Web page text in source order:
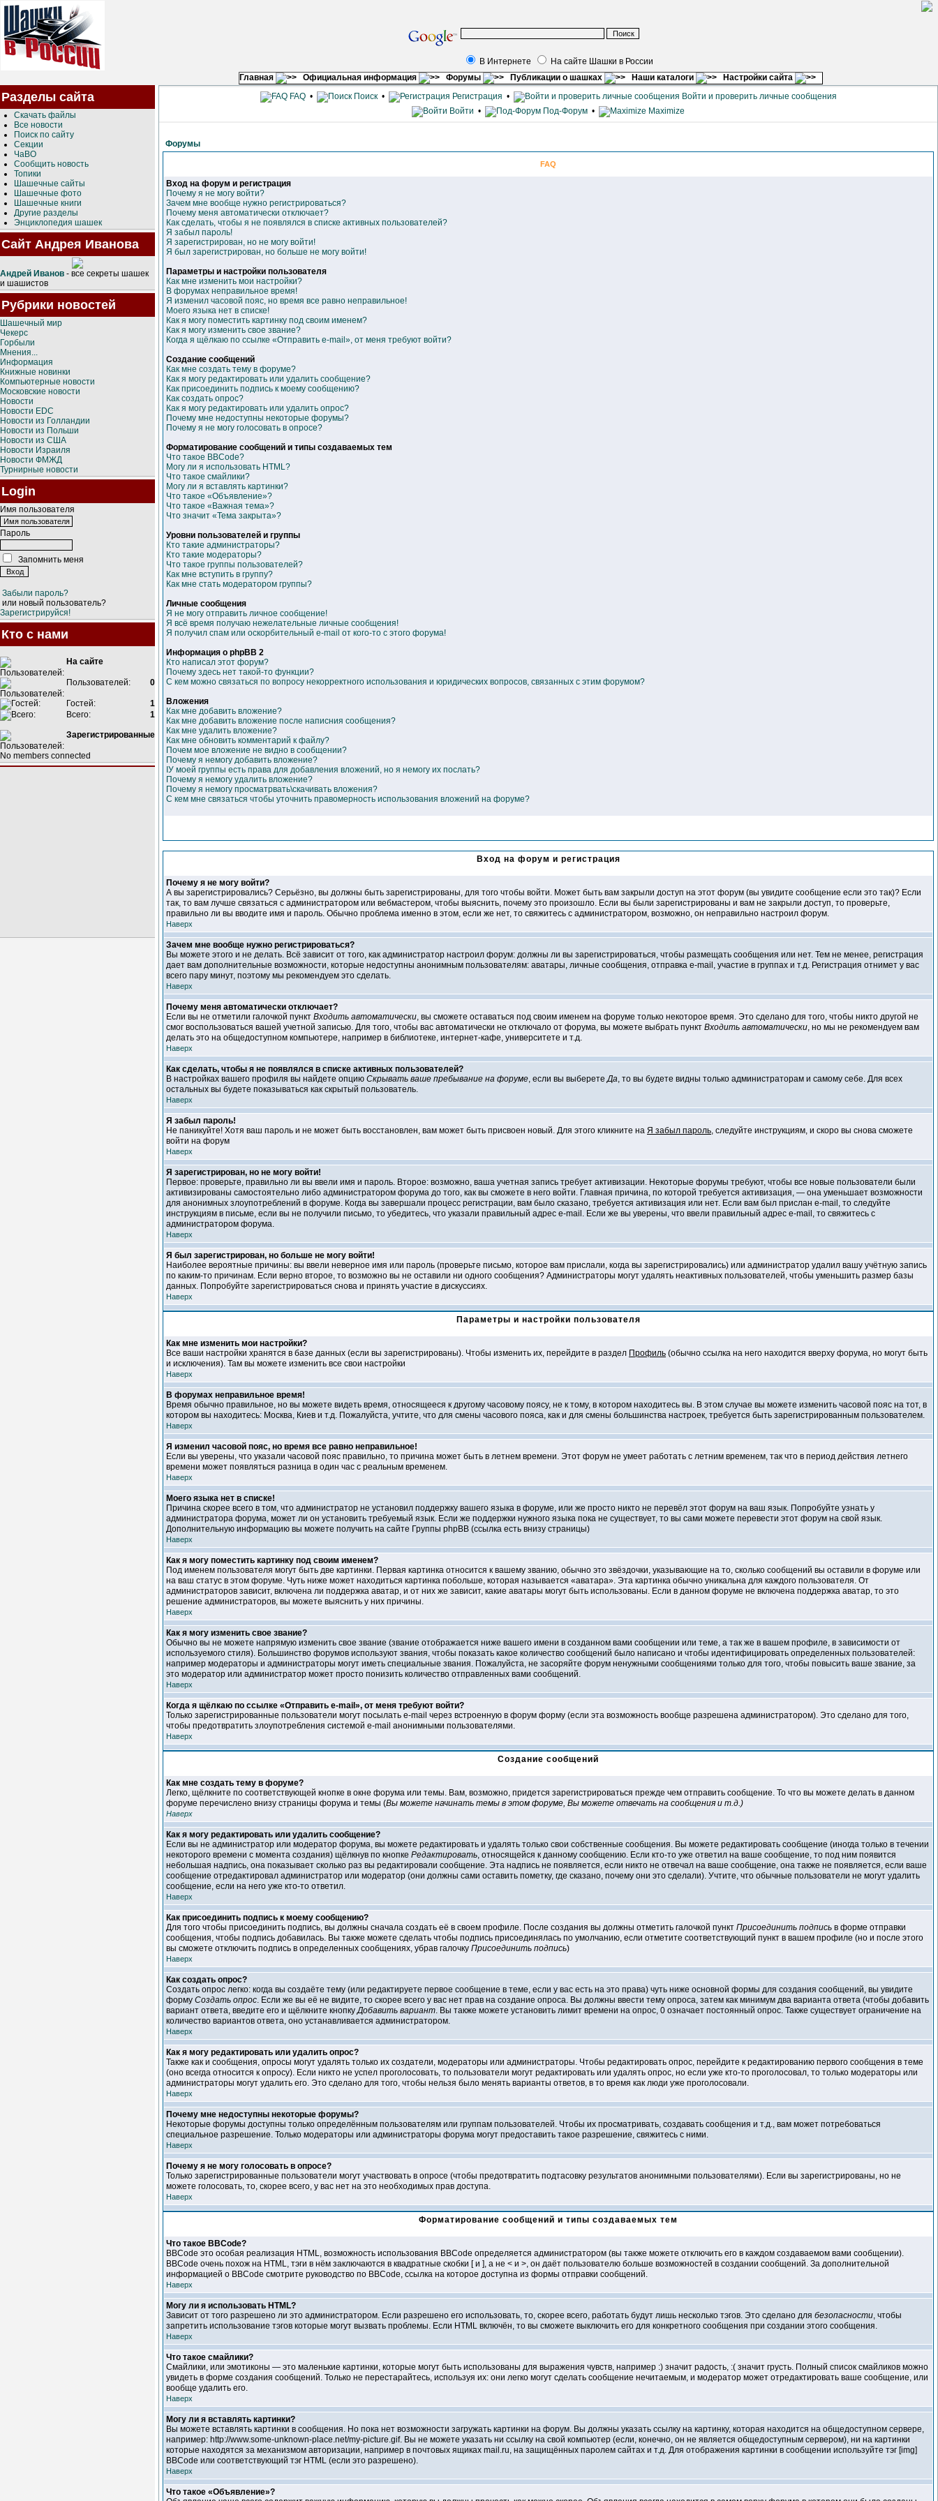
В Интернете
На сайте Шашки в России
Главная
Официальная информация Форумы Публикации о шашках Наши каталоги Настройки сайта
Разделы сайта
Скачать файлы
Все новости
Поиск по сайту
Секции
ЧаВО
Сообщить новость
Топики
Шашечные сайты
Шашечные фото
Шашечные книги
Другие разделы
Энциклопедия шашек
Сайт Андрея Иванова
Андрей Иванов - все секреты шашек
и шашистов
Рубрики новостей
Шашечный мир
Чекерс
Горбыли
Мнения...
Информация
Книжные новинки
Компьютерные новости
Московские новости
Новости
Новости EDC
Новости из Голландии
Новости из Польши
Новости из США
Новости Израиля
Новости ФМЖД
Турнирные новости
Login
Имя пользователя
Пароль
Запомнить меня
Забыли пароль?
или новый пользователь?
Зарегистрируйся!
Кто с нами
На сайте
Пользователей: 0
Гостей:
1
Всего:
1
Зарегистрированные
No members connected
FAQ• Поиск• Регистрация •
Войти и проверить личные сообщения
Войти • Под-Форум • Maximize
Форумы
FAQ
Вход на форум и регистрация
Почему я не могу войти?
Зачем мне вообще нужно регистрироваться?
Почему меня автоматически отключает?
Как сделать, чтобы я не появлялся в списке активных пользователей?
Я забыл пароль!
Я зарегистрирован, но не могу войти!
Я был зарегистрирован, но больше не могу войти!
Параметры и настройки пользователя
Как мне изменить мои настройки?
В форумах неправильное время!
Я изменил часовой пояс, но время все равно неправильное!
Моего языка нет в списке!
Как я могу поместить картинку под своим именем?
Как я могу изменить свое звание?
Когда я щёлкаю по ссылке «Отправить e-mail», от меня требуют войти?
Создание сообщений
Как мне создать тему в форуме?
Как я могу редактировать или удалить сообщение?
Как присоединить подпись к моему сообщению?
Как создать опрос?
Как я могу редактировать или удалить опрос?
Почему мне недоступны некоторые форумы?
Почему я не могу голосовать в опросе?
Форматирование сообщений и типы создаваемых тем
Что такое BBCode?
Могу ли я использовать HTML?
Что такое смайлики?
Могу ли я вставлять картинки?
Что такое «Объявление»?
Что такое «Важная тема»?
Что значит «Тема закрыта»?
Уровни пользователей и группы
Кто такие администраторы?
Кто такие модераторы?
Что такое группы пользователей?
Как мне вступить в группу?
Как мне стать модератором группы?
Личные сообщения
Я не могу отправить личное сообщение!
Я всё время получаю нежелательные личные сообщения!
Я получил спам или оскорбительный e-mail от кого-то с этого форума!
Информация о phpBB 2
Кто написал этот форум?
Почему здесь нет такой-то функции?
С кем можно связаться по вопросу некорректного использования и юридических вопросов, связанных с этим форумом?
Вложения
Как мне добавить вложение?
Как мне добавить вложение после написния сообщения?
Как мне удалить вложение?
Как мне обновить комментарий к файлу?
Почем мое вложение не видно в сообщении?
Почему я немогу добавить вложение?
IУ моей группы есть права для добавления вложений, но я немогу их послать?
Почему я немогу удалить вложение?
Почему я немогу просматрвать\скачивать вложения?
С кем мне связаться чтобы уточнить правомерность использования вложений на форуме?
Вход на форум и регистрация
Почему я не могу войти?
А вы зарегистрировались? Серьёзно, вы должны быть зарегистрированы, для того чтобы войти. Может быть вам закрыли доступ на этот форум (вы увидите сообщение если это так)? Если
так, то вам лучше связаться с администратором или вебмастером, чтобы выяснить, почему это произошло. Если вы были зарегистрированы и вам не закрыли доступ, то проверьте,
правильно ли вы вводите имя и пароль. Обычно проблема именно в этом, если же нет, то свяжитесь с администратором, возможно, он неправильно настроил форум.
Наверх
Зачем мне вообще нужно регистрироваться?
Вы можете этого и не делать. Всё зависит от того, как администратор настроил форум: должны ли вы зарегистрироваться, чтобы размещать сообщения или нет. Тем не менее, регистрация
дает вам дополнительные возможности, которые недоступны анонимным пользователям: аватары, личные сообщения, отправка e-mail, участие в группах и т.д. Регистрация отнимет у вас
всего пару минут, поэтому мы рекомендуем это сделать.
Наверх
Почему меня автоматически отключает?
Если вы не отметили галочкой пункт Входить автоматически, вы сможете оставаться под своим именем на форуме только некоторое время. Это сделано для того, чтобы никто другой не
смог воспользоваться вашей учетной записью. Для того, чтобы вас автоматически не отключало от форума, вы можете выбрать пункт Входить автоматически, но мы не рекомендуем вам
делать это на общедоступном компьютере, например в библиотеке, интернет-кафе, университете и т.д.
Наверх
Как сделать, чтобы я не появлялся в списке активных пользователей?
В настройках вашего профиля вы найдете опцию Скрывать ваше пребывание на форуме, если вы выберетеДа, то вы будете видны только администраторам и самому себе. Для всех
остальных вы будете показываться как скрытый пользователь.
Наверх
Я забыл пароль!
Не паникуйте! Хотя ваш пароль и не может быть восстановлен, вам может быть присвоен новый. Для этого кликните на Я забыл пароль, следуйте инструкциям, и скоро вы снова сможете
войти на форум
Наверх
Я зарегистрирован, но не могу войти!
Первое: проверьте, правильно ли вы ввели имя и пароль. Второе: возможно, ваша учетная запись требует активизации. Некоторые форумы требуют, чтобы все новые пользователи были
активизированы самостоятельно либо администратором форума до того, как вы сможете в него войти. Главная причина, по которой требуется активизация, — она уменьшает возможности
для анонимных злоупотреблений в форуме. Когда вы завершали процесс регистрации, вам было сказано, требуется активизация или нет. Если вам был прислан e-mail, то следуйте
инструкциям в письме, если вы не получили письмо, то убедитесь, что указали правильный адрес e-mail. Если же вы уверены, что ввели правильный адрес e-mail, то свяжитесь с
администратором форума.
Наверх
Я был зарегистрирован, но больше не могу войти!
Наиболее вероятные причины: вы ввели неверное имя или пароль (проверьте письмо, которое вам прислали, когда вы зарегистрировались) или администратор удалил вашу учётную запись
по каким-то причинам. Если верно второе, то возможно вы не оставили ни одного сообщения? Администраторы могут удалять неактивных пользователей, чтобы уменьшить размер базы
данных. Попробуйте зарегистрироваться снова и принять участие в дискуссиях.
Наверх
Параметры и настройки пользователя
Как мне изменить мои настройки?
Все ваши настройки хранятся в базе данных (если вы зарегистрированы). Чтобы изменить их, перейдите в раздел Профиль (обычно ссылка на него находится вверху форума, но могут быть
и исключения). Там вы можете изменить все свои настройки
Наверх
В форумах неправильное время!
Время обычно правильное, но вы можете видеть время, относящееся к другому часовому поясу, не к тому, в котором находитесь вы. В этом случае вы можете изменить часовой пояс на тот, в
котором вы находитесь: Москва, Киев и т.д. Пожалуйста, учтите, что для смены часового пояса, как и для смены большинства настроек, требуется быть зарегистрированным пользователем.
Наверх
Я изменил часовой пояс, но время все равно неправильное!
Если вы уверены, что указали часовой пояс правильно, то причина может быть в летнем времени. Этот форум не умеет работать с летним временем, так что в период действия летнего
времени может появляться разница в один час с реальным временем.
Наверх
Моего языка нет в списке!
Причина скорее всего в том, что администратор не установил поддержку вашего языка в форуме, или же просто никто не перевёл этот форум на ваш язык. Попробуйте узнать у
администратора форума, может ли он установить требуемый язык. Если же поддержки нужного языка пока не существует, то вы сами можете перевести этот форум на свой язык.
Дополнительную информацию вы можете получить на сайте Группы phpBB (ссылка есть внизу страницы)
Наверх
Как я могу поместить картинку под своим именем?
Под именем пользователя могут быть две картинки. Первая картинка относится к вашему званию, обычно это звёздочки, указывающие на то, сколько сообщений вы оставили в форуме или
на ваш статус в этом форуме. Чуть ниже может находиться картинка побольше, которая называется «аватара». Эта картинка обычно уникальна для каждого пользователя. От
администраторов зависит, включена ли поддержка аватар, и от них же зависит, какие аватары могут быть использованы. Если в данном форуме не включена поддержка аватар, то это
решение администраторов, вы можете выяснить у них причины.
Наверх
Как я могу изменить свое звание?
Обычно вы не можете напрямую изменить свое звание (звание отображается ниже вашего имени в созданном вами сообщении или теме, а так же в вашем профиле, в зависимости от
используемого стиля). Большинство форумов используют звания, чтобы показать какое количество сообщений было написано и чтобы идентифицировать определенных пользователей:
например модераторы и администраторы могут иметь специальные звания. Пожалуйста, не засоряйте форум ненужными сообщениями только для того, чтобы повысить ваше звание, за
это модератор или администратор может просто понизить количество отправленных вами сообщений.
Наверх
Когда я щёлкаю по ссылке «Отправить e-mail», от меня требуют войти?
Только зарегистрированные пользователи могут посылать e-mail через встроенную в форум форму (если эта возможность вообще разрешена администратором). Это сделано для того,
чтобы предотвратить злоупотребления системой e-mail анонимными пользователями.
Наверх
Создание сообщений
Как мне создать тему в форуме?
Легко, щёлкните по соответствующей кнопке в окне форума или темы. Вам, возможно, придется зарегистрироваться прежде чем отправить сообщение. То что вы можете делать в данном
форуме перечислено внизу страницы форума и темы (Вы можете начинать темы в этом форуме, Вы можете отвечать на сообщения и т.д.)
Наверх
Как я могу редактировать или удалить сообщение?
Если вы не администратор или модератор форума, вы можете редактировать и удалять только свои собственные сообщения. Вы можете редактировать сообщение (иногда только в течении
некоторого времени с момента создания) щёлкнув по кнопке Редактировать, относящейся к данному сообщению. Если кто-то уже ответил на ваше сообщение, то под ним появится
небольшая надпись, она показывает сколько раз вы редактировали сообщение. Эта надпись не появляется, если никто не отвечал на ваше сообщение, она также не появляется, если ваше
сообщение отредактировал администратор или модератор (они должны сами оставить пометку, где сказано, почему они это сделали). Учтите, что обычные пользователи не могут удалить
сообщение, если на него уже кто-то ответил.
Наверх
Как присоединить подпись к моему сообщению?
Для того чтобы присоединить подпись, вы должны сначала создать её в своем профиле. После создания вы должны отметить галочкой пункт Присоединить подпись в форме отправки
сообщения, чтобы подпись добавилась. Вы также можете сделать чтобы подпись присоединялась по умолчанию, если отметите соответствующий пункт в вашем профиле (но и после этого
вы сможете отключить подпись в определенных сообщениях, убрав галочку Присоединить подпись)
Наверх
Как создать опрос?
Создать опрос легко: когда вы создаёте тему (или редактируете первое сообщение в теме, если у вас есть на это права) чуть ниже основной формы для создания сообщений, вы увидите
форму Создать опрос. Если же вы её не видите, то скорее всего у вас нет прав на создание опроса. Вы должны ввести тему опроса, затем как минимум два варианта ответа (чтобы добавить
вариант ответа, введите его и щёлкните кнопкуДобавить вариант. Вы также можете установить лимит времени на опрос, 0 означает постоянный опрос. Также существует ограничение на
количество вариантов ответа, оно устанавливается администратором.
Наверх
Как я могу редактировать или удалить опрос?
Также как и сообщения, опросы могут удалять только их создатели, модераторы или администраторы. Чтобы редактировать опрос, перейдите к редактированию первого сообщения в теме
(оно всегда относится к опросу). Если никто не успел проголосовать, то пользователи могут редактировать или удалять опрос, но если уже кто-то проголосовал, то только модераторы или
администраторы могут удалить его. Это сделано для того, чтобы нельзя было менять варианты ответов, в то время как люди уже проголосовали.
Наверх
Почему мне недоступны некоторые форумы?
Некоторые форумы доступны только определённым пользователям или группам пользователей. Чтобы их просматривать, создавать сообщения и т.д., вам может потребоваться
специальное разрешение. Только модераторы или администраторы форума могут предоставить такое разрешение, свяжитесь с ними.
Наверх
Почему я не могу голосовать в опросе?
Только зарегистрированные пользователи могут участвовать в опросе (чтобы предотвратить подтасовку результатов анонимными пользователями). Если вы зарегистрированы, но не
можете голосовать, то, скорее всего, у вас нет на это необходимых прав доступа.
Наверх
Форматирование сообщений и типы создаваемых тем
Что такое BBCode?
BBCode это особая реализация HTML, возможность использования BBCode определяется администратором (вы также можете отключить его в каждом создаваемом вами сообщении).
BBCode очень похож на HTML, тэги в нём заключаются в квадратные скобки [ и ], а не < и >, он даёт пользователю больше возможностей в создании сообщений. За дополнительной
информацией о BBCode смотрите руководство по BBCode, ссылка на которое доступна из формы отправки сообщений.
Наверх
Могу ли я использовать HTML?
Зависит от того разрешено ли это администратором. Если разрешено его использовать, то, скорее всего, работать будут лишь несколько тэгов. Это сделано для безопасности, чтобы
запретить использование тэгов которые могут вызвать проблемы. Если HTML включён, то вы сможете выключить его для конкретного сообщения при создании этого сообщения.
Наверх
Что такое смайлики?
Смайлики, или эмотиконы — это маленькие картинки, которые могут быть использованы для выражения чувств, например :) значит радость, :( значит грусть. Полный список смайликов можно
увидеть в форме создания сообщений. Только не перестарайтесь, используя их: они легко могут сделать сообщение нечитаемым, и модератор может отредактировать ваше сообщение, или
вообще удалить его.
Наверх
Могу ли я вставлять картинки?
Вы можете вставлять картинки в сообщения. Но пока нет возможности загружать картинки на форум. Вы должны указать ссылку на картинку, которая находится на общедоступном сервере,
например: http://www.some-unknown-place.net/my-picture.gif. Вы не можете указать ни ссылку на свой компьютер (если, конечно, он не является общедоступным сервером), ни на картинки
которые находятся за механизмом авторизации, например в почтовых ящиках mail.ru, на защищённых паролем сайтах и т.д. Для отображения картинки в сообщении используйте тэг [img]
BBCode или соответствующий тэг HTML (если это разрешено).
Наверх
Что такое «Объявление»?